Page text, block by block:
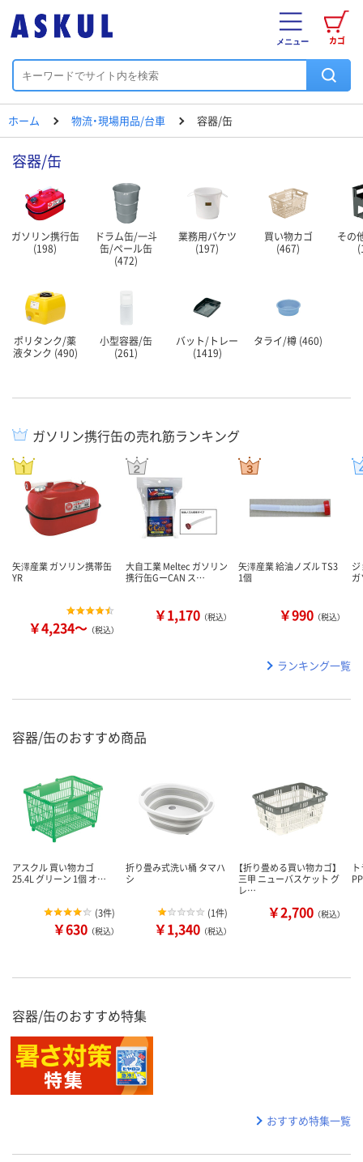
カゴ
メニュー
ホーム 物流・現場用品/台車 容器/缶
容器/缶
ガソリン携行缶
(198)
ドラム缶/一斗
缶/ペール缶
(472)
業務用バケツ
(197)
買い物カゴ
(467)
その
ポリタンク/薬
液タンク (490)
小型容器/缶
(261)
バット/トレー
(1419)
タライ/樽 (460)
ガソリン携行缶の売れ筋ランキング
矢澤産業 ガソリン携帯缶
YR
￥4,234～ （税込）
大自工業 Meltec ガソリン
携行缶GーCAN ス…
￥1,170 （税込）
矢澤産業 給油ノズル TS3
1個
￥990 （税込）
ランキング一覧
容器/缶のおすすめ商品
アスクル 買い物カゴ
25.4L グリーン 1個 オ…
(3件)
￥630 （税込）
折り畳み式洗い桶 タマハ
シ
(1件)
￥1,340 （税込）
【折り畳める買い物カゴ】
三甲 ニューバスケット グ
レ…
￥2,700 （税込）
容器/缶のおすすめ特集
おすすめ特集一覧